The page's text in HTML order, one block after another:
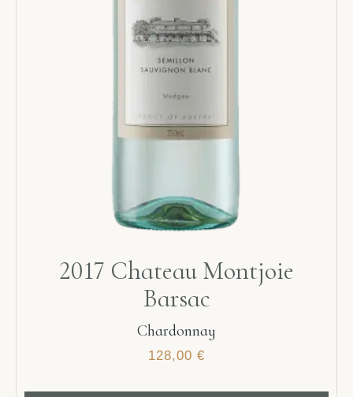
2017 Chateau Montjoie
Barsac
Chardonnay
128,00 €